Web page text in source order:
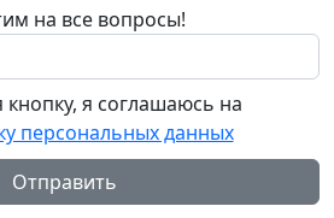
на все вопросы!
я соглашаюсь на
персональных данных
Отправить